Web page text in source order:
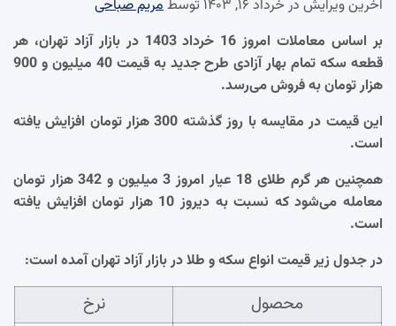
آخرین ویرایش در خرداد ۱۶, ۱۴۰۳ توسط
مریم صباحی
بر اساس معاملات امروز 16 خرداد 1403 در بازار آزاد تهران، هر
قطعه سکه تمام بهار آزادی طرح جدید به قیمت 40 میلیون و 900
هزار تومان به فروش می‌رسد.
این قیمت در مقایسه با روز گذشته 300 هزار تومان افزایش یافته
است.
همچنین هر گرم طلای 18 عیار امروز 3 میلیون و 342 هزار تومان
معامله می‌شود که نسبت به دیروز 10 هزار تومان افزایش یافته
است.
در جدول زیر قیمت انواع سکه و طلا در بازار آزاد تهران آمده است:
محصول
نرخ